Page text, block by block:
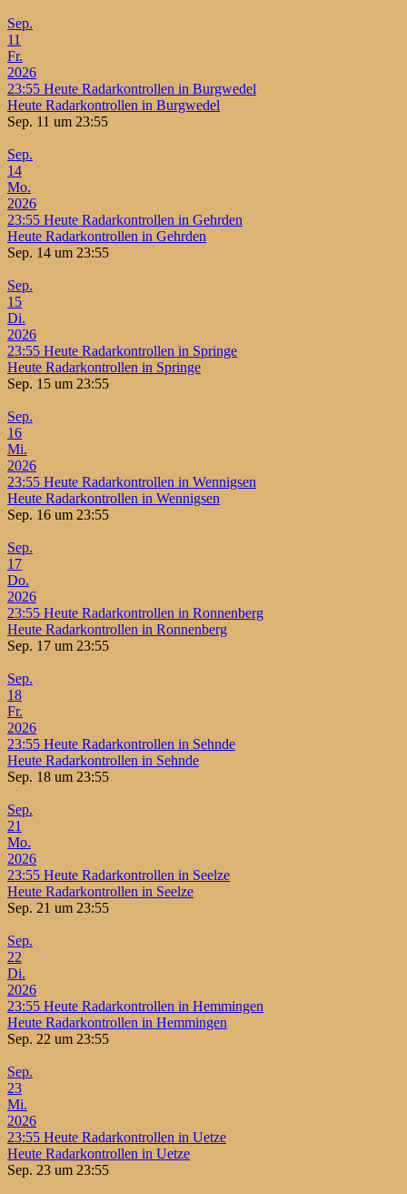
Sep.
11
Fr.
2026
23:55 Heute Radarkontrollen in Burgwedel
Heute Radarkontrollen in Burgwedel
Sep. 11 um 23:55
Sep.
14
Mo.
2026
23:55 Heute Radarkontrollen in Gehrden
Heute Radarkontrollen in Gehrden
Sep. 14 um 23:55
Sep.
15
Di.
2026
23:55 Heute Radarkontrollen in Springe
Heute Radarkontrollen in Springe
Sep. 15 um 23:55
Sep.
16
Mi.
2026
23:55 Heute Radarkontrollen in Wennigsen
Heute Radarkontrollen in Wennigsen
Sep. 16 um 23:55
Sep.
17
Do.
2026
23:55 Heute Radarkontrollen in Ronnenberg
Heute Radarkontrollen in Ronnenberg
Sep. 17 um 23:55
Sep.
18
Fr.
2026
23:55 Heute Radarkontrollen in Sehnde
Heute Radarkontrollen in Sehnde
Sep. 18 um 23:55
Sep.
21
Mo.
2026
23:55 Heute Radarkontrollen in Seelze
Heute Radarkontrollen in Seelze
Sep. 21 um 23:55
Sep.
22
Di.
2026
23:55 Heute Radarkontrollen in Hemmingen
Heute Radarkontrollen in Hemmingen
Sep. 22 um 23:55
Sep.
23
Mi.
2026
23:55 Heute Radarkontrollen in Uetze
Heute Radarkontrollen in Uetze
Sep. 23 um 23:55